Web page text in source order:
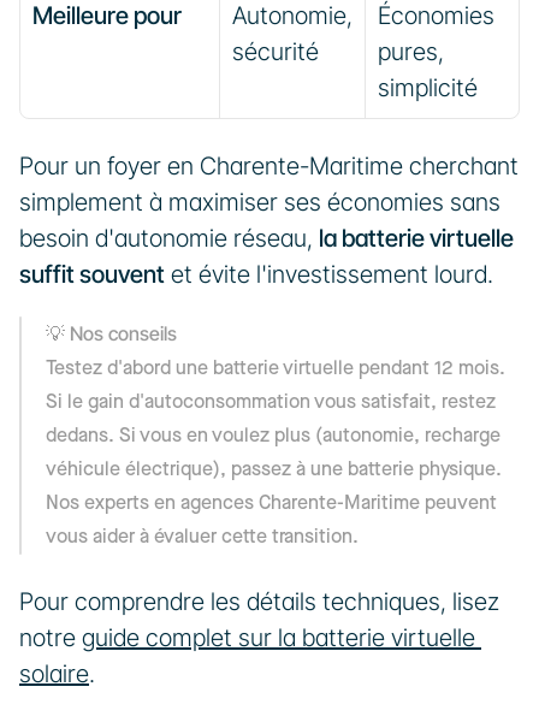
Meilleure pour
Autonomie,
sécurité
Économies
pures,
simplicité
Pour un foyer en Charente-Maritime cherchant
simplement à maximiser ses économies sans
besoin d'autonomie réseau, la batterie virtuelle
suffit souvent et évite l'investissement lourd.
💡 Nos conseils
Testez d'abord une batterie virtuelle pendant 12 mois.
Si le gain d'autoconsommation vous satisfait, restez
dedans. Si vous en voulez plus (autonomie, recharge
véhicule électrique), passez à une batterie physique.
Nos experts en agences Charente-Maritime peuvent
vous aider à évaluer cette transition.
Pour comprendre les détails techniques, lisez
notre guide complet sur la batterie virtuelle
solaire.